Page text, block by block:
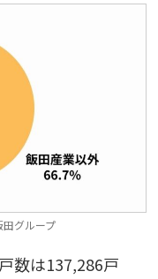
グループ
数は137,286戸